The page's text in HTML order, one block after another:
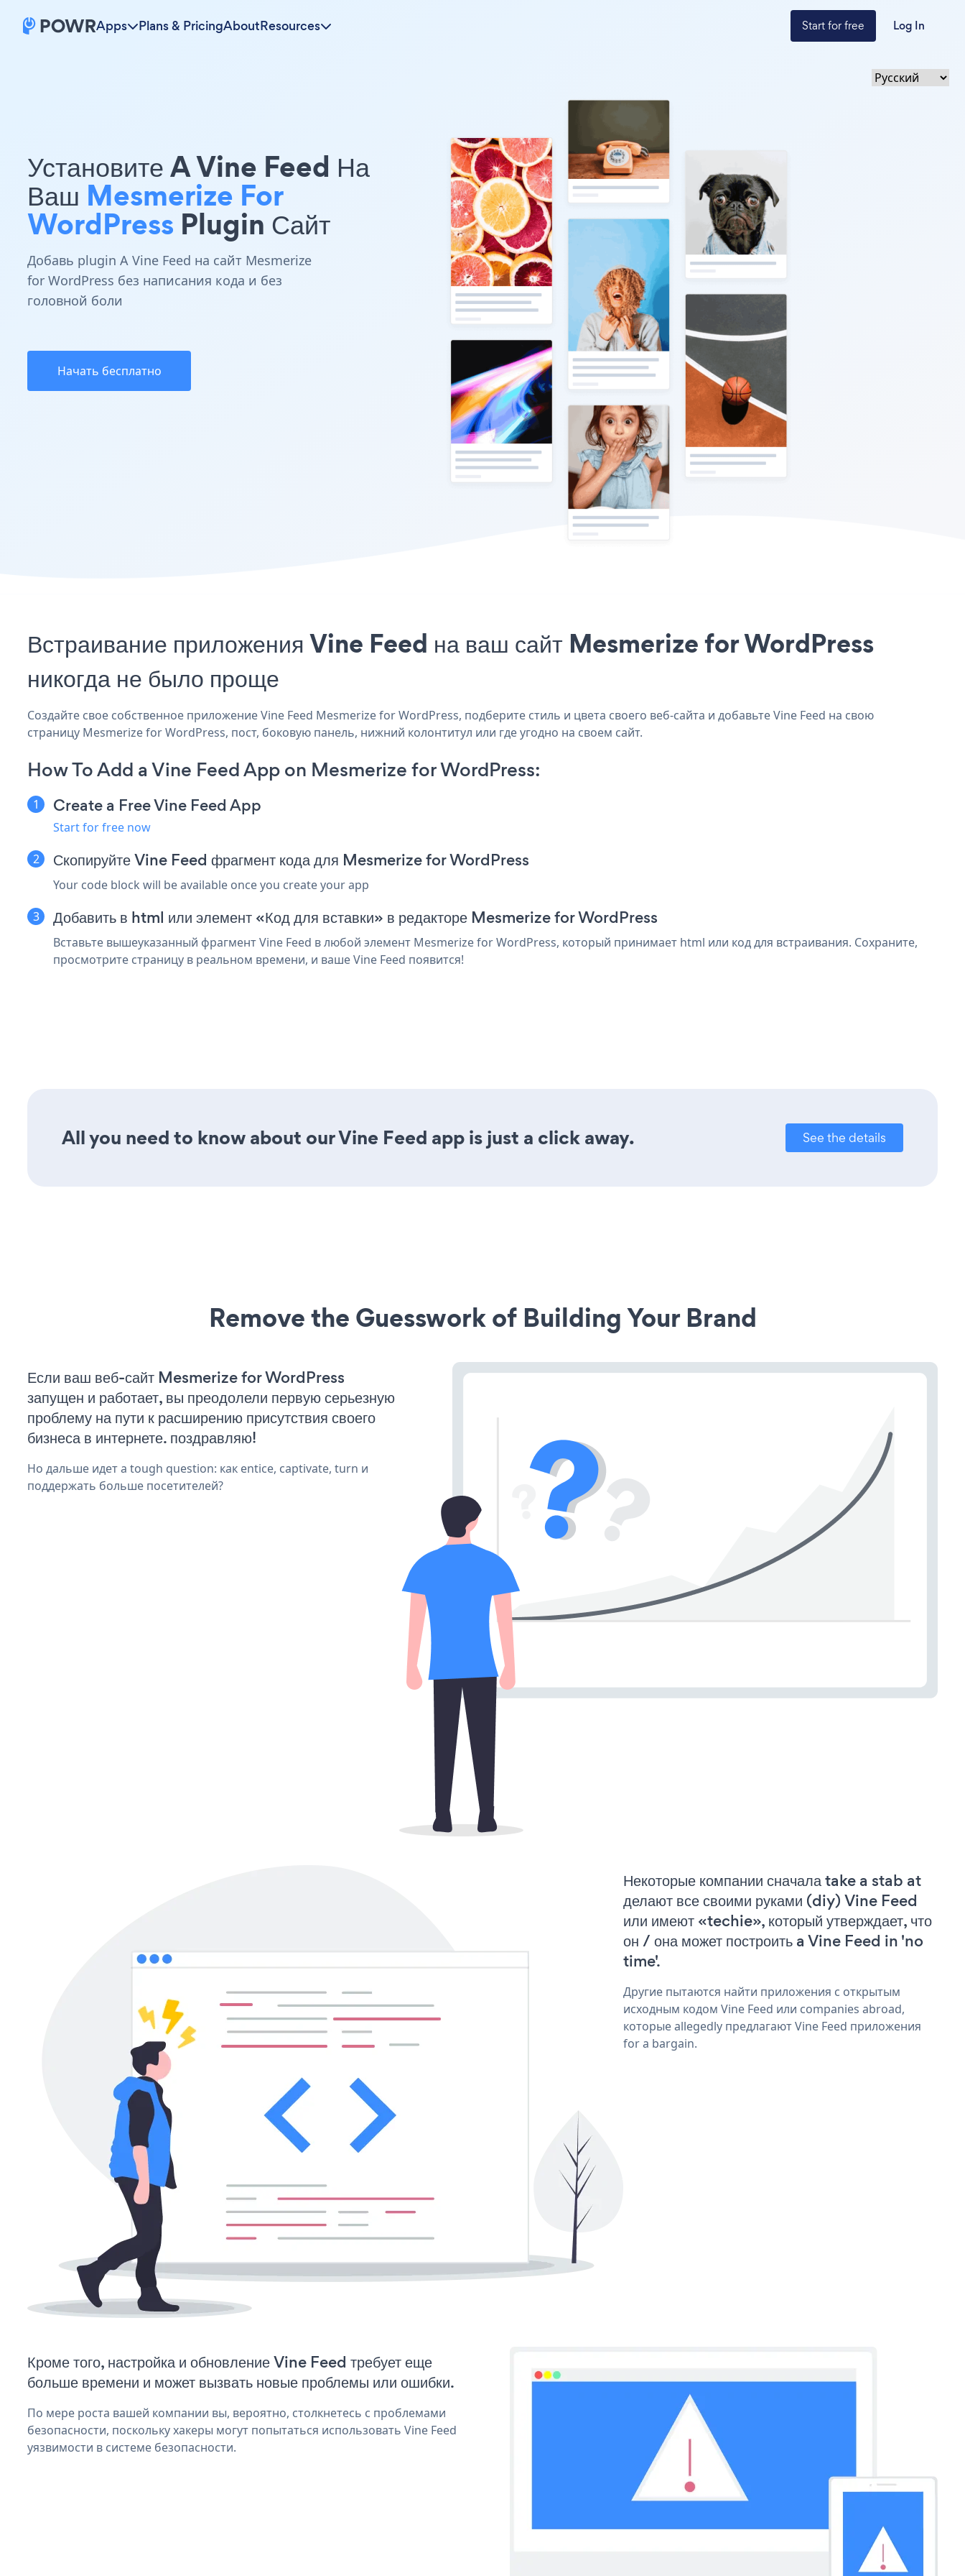
Apps Plans & PricingAboutResources Start for free Log In
Установите A Vine Feed На
Ваш Mesmerize For
WordPress Plugin Сайт
Добавь plugin A Vine Feed на сайт Mesmerize
for WordPress без написания кода и без
головной боли
Начать бесплатно
Встраивание приложения Vine Feed на ваш сайт Mesmerize for WordPress
никогда не было проще
Создайте свое собственное приложение Vine Feed Mesmerize for WordPress, подберите стиль и цвета своего веб-сайта и добавьте Vine Feed на свою
страницу Mesmerize for WordPress, пост, боковую панель, нижний колонтитул или где угодно на своем сайт.
How To Add a Vine Feed App on Mesmerize for WordPress:
Create a Free Vine Feed App
Start for free now
Скопируйте Vine Feed фрагмент кода для Mesmerize for WordPress
Your code block will be available once you create your app
Добавить в html или элемент «Код для вставки» в редакторе Mesmerize for WordPress
Вставьте вышеуказанный фрагмент Vine Feed в любой элемент Mesmerize for WordPress, который принимает html или код для встраивания. Сохраните,
просмотрите страницу в реальном времени, и ваше Vine Feed появится!
All you need to know about our Vine Feed app is just a click away. See the details
Remove the Guesswork of Building Your Brand
Если ваш веб-сайт Mesmerize for WordPress
запущен и работает, вы преодолели первую серьезную
проблему на пути к расширению присутствия своего
бизнеса в интернете. поздравляю!
Но дальше идет a tough question: как entice, captivate, turn и
поддержать больше посетителей?
Некоторые компании сначала take a stab at
делают все своими руками (diy) Vine Feed
или имеют «techie», который утверждает, что
он / она может построить a Vine Feed in 'no
time'.
Другие пытаются найти приложения с открытым
исходным кодом Vine Feed или companies abroad,
которые allegedly предлагают Vine Feed приложения
for a bargain.
Кроме того, настройка и обновление Vine Feed требует еще
больше времени и может вызвать новые проблемы или ошибки.
По мере роста вашей компании вы, вероятно, столкнетесь с проблемами
безопасности, поскольку хакеры могут попытаться использовать Vine Feed
уязвимости в системе безопасности.